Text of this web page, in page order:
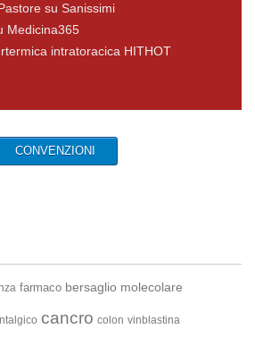
su Sanissimi
Medicina365
intratoracica HITHOT
CONVENZIONI
farmaco bersaglio molecolare
cancro colon vinblastina